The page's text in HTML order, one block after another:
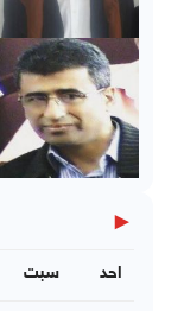
◀
سبت احد